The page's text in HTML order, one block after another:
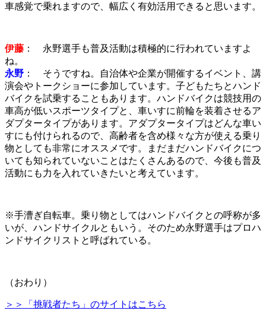
車感覚で乗れますので、幅広く有効活用できると思います。
伊藤 ： 永野選手も普及活動は積極的に行われていますよ
ね。
永野 ： そうですね。自治体や企業が開催するイベント、講
演会やトークショーに参加しています。子どもたちとハンド
バイクを試乗することもあります。ハンドバイクは競技用の
車高が低いスポーツタイプと、車いすに前輪を装着させるア
ダプタータイプがあります。アダプタータイプはどんな車い
すにも付けられるので、高齢者を含め様々な方が使える乗り
物としても非常にオススメです。まだまだハンドバイクにつ
いても知られていないことはたくさんあるので、今後も普及
活動にも力を入れていきたいと考えています。
※手漕ぎ自転車。乗り物としてはハンドバイクとの呼称が多
いが、ハンドサイクルともいう。そのため永野選手はプロハ
ンドサイクリストと呼ばれている。
（おわり）
＞＞「挑戦者たち」のサイトはこちら